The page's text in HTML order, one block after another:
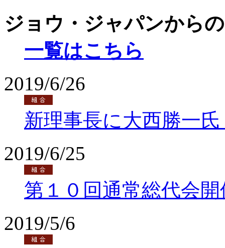
ジョウ・ジャパンから
一覧はこちら
2019/6/26
新理事長に大西勝一
2019/6/25
第１０回通常総代会開
2019/5/6